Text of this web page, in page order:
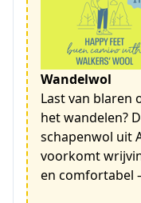
Wandelwol
Last van blaren
het wandelen?
schapenwol uit
voorkomt
en comfortabel